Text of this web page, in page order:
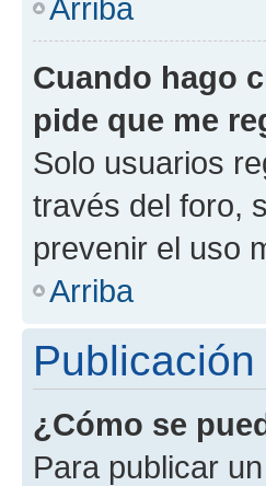
Arriba
Cuando hago
pide que me
Solo usuarios
través del foro,
prevenir el uso
Arriba
¿Cómo se
Para publicar